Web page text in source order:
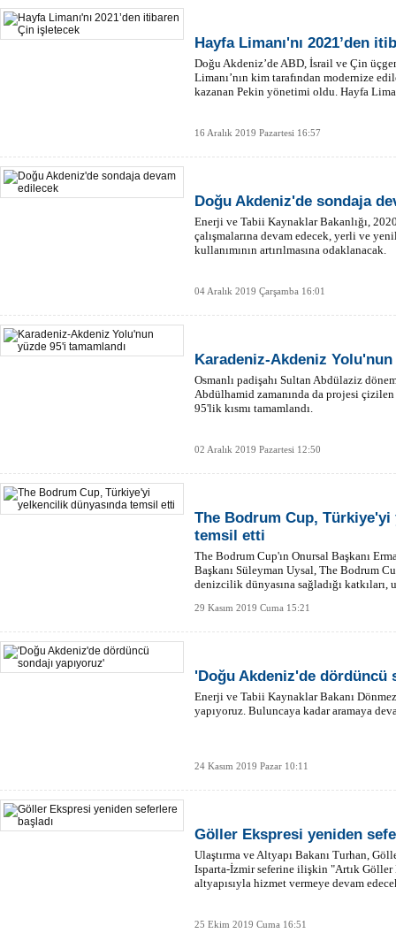
Hayfa Limanı'nı 2021’den
Doğu Akdeniz’de ABD, İsrail ve Çin
Limanı’nın kim tarafından modernize
kazanan Pekin yönetimi oldu. Hayfa
16 Aralık 2019 Pazartesi 16:57
Doğu Akdeniz'de sondaja
Enerji ve Tabii Kaynaklar Bakanlığı,
çalışmalarına devam edecek, yerli ve
kullanımının artırılmasına odaklanacak.
04 Aralık 2019 Çarşamba 16:01
Karadeniz-Akdeniz
Osmanlı padişahı Sultan Abdülaziz
Abdülhamid zamanında da projesi
95'lik kısmı tamamlandı.
02 Aralık 2019 Pazartesi 12:50
The Bodrum Cup, Türkiye'yi
temsil etti
The Bodrum Cup'ın Onursal Başkanı
Başkanı Süleyman Uysal, The Bodrum
denizcilik dünyasına sağladığı katkıları,
29 Kasım 2019 Cuma 15:21
'Doğu Akdeniz'de dördüncü
Enerji ve Tabii Kaynaklar Bakanı
yapıyoruz. Buluncaya kadar aramaya
24 Kasım 2019 Pazar 10:11
Göller Ekspresi yeniden
Ulaştırma ve Altyapı Bakanı Turhan,
Isparta-İzmir seferine ilişkin "Artık
altyapısıyla hizmet vermeye devam
25 Ekim 2019 Cuma 16:51